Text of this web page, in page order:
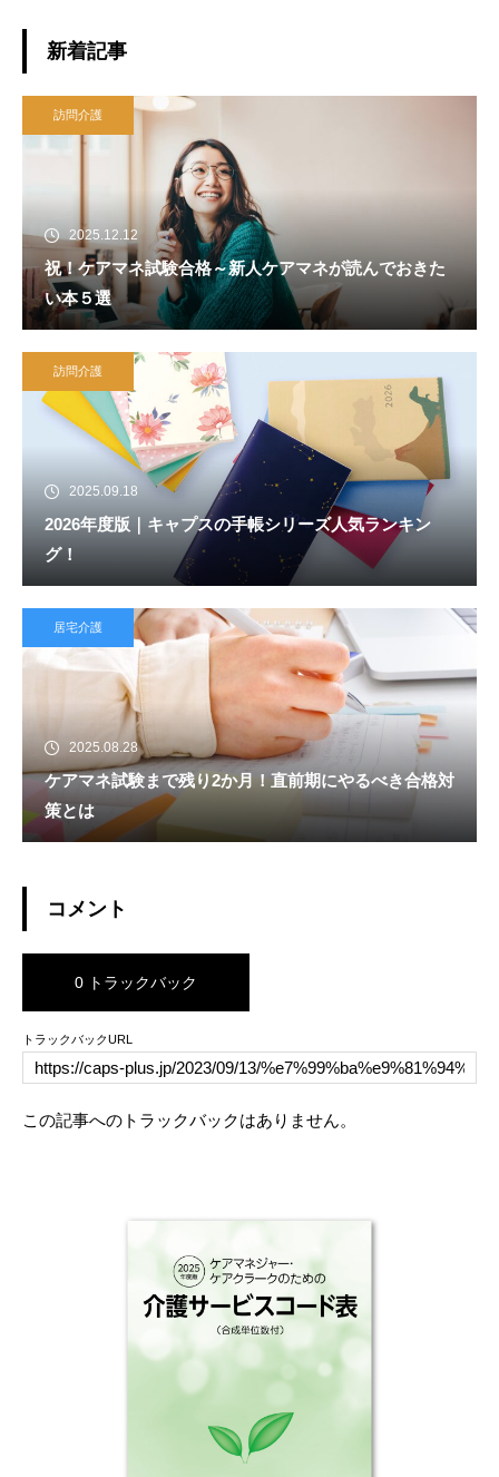
新着記事
訪問介護
2025.12.12
祝！ケアマネ試験合格～新人ケアマネが読んでおきた
い本５選
訪問介護
2025.09.18
2026年度版｜キャプスの手帳シリーズ人気ランキン
グ！
居宅介護
2025.08.28
ケアマネ試験まで残り2か月！直前期にやるべき合格対
策とは
コメント
0 トラックバック
トラックバックURL
この記事へのトラックバックはありません。